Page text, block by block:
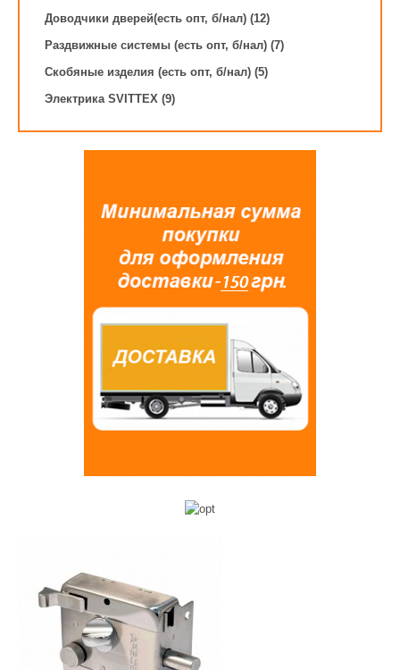
Доводчики дверей(есть опт, б/нал) (12)
Раздвижные системы (есть опт, б/нал) (7)
Скобяные изделия (есть опт, б/нал) (5)
Электрика SVITTEX (9)